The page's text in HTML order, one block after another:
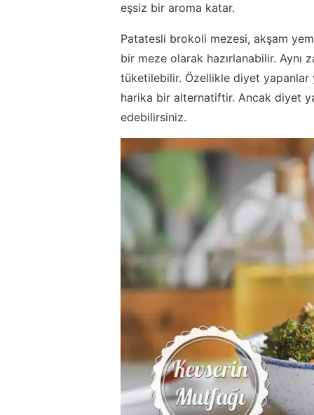
eşsiz bir aroma katar.
Patatesli brokoli mezesi, akşam
bir meze olarak hazırlanabilir. Aynı
tüketilebilir. Özellikle diyet
harika bir alternatiftir. Ancak diyet
edebilirsiniz.